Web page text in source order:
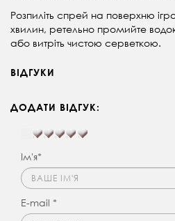
Розпиліть спрей на поверхню
хвилин, ретельно промийте
або витріть чистою серветкою.
ВІДГУКИ
ДОДАТИ ВІДГУК:
Ім'я*
E-mail *